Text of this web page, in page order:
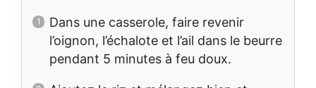
Dans une casserole, faire revenir
l’oignon, l’échalote et l’ail dans le beurre
pendant 5 minutes à feu doux.